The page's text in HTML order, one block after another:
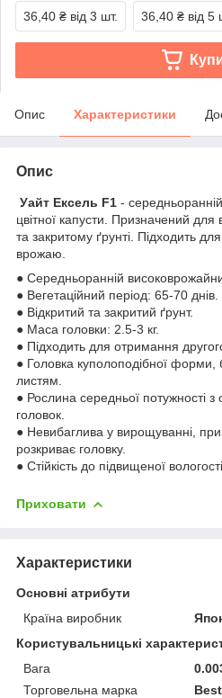
36,40 ₴ від 3 шт. 36,40 ₴ від 5
Опис Характеристики
Опис
Уайт Ексель F1 -
цвітної капусти. Призначений
та закритому ґрунті. Підходить
врожаю.
● Середньоранній
● Вегетаційний період: 65-70 днів.
● Відкритий та закритий ґрунт.
● Маса головки: 2.5-3 кг.
● Підходить для отримання
● Головка куполоподібної форми,
листям.
● Рослина середньої потужності
головок.
● Невибаглива у вирощуванні,
розкриває головку.
● Стійкість до підвищеної
Приховати
Характеристики
Основні атрибути
Країна виробник
Користувальницькі
Вага
Торговельна марка